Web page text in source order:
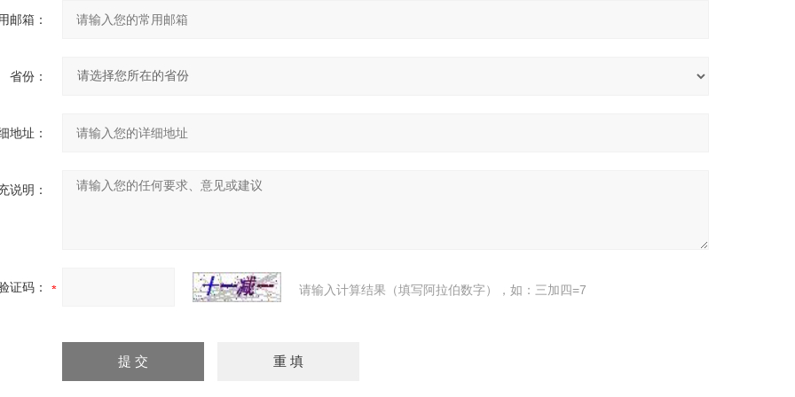
邮箱：
省份：
地址：
说明：
证码： 请输入计算结果（填写阿拉伯数字），如：三加四=7